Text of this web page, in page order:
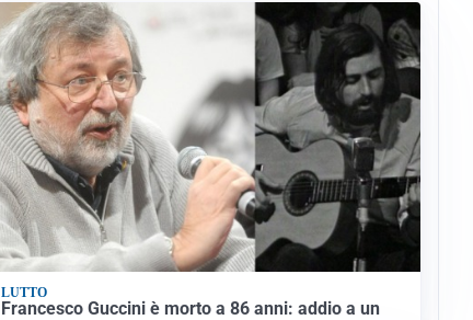
LUTTO
Francesco Guccini è morto a 86 anni: addio a un